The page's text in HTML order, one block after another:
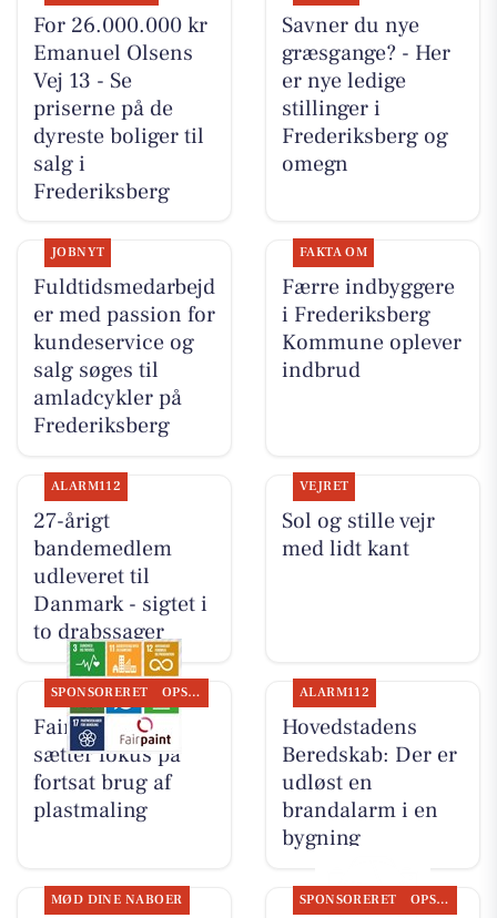
For 26.000.000 kr
Emanuel Olsens
Vej 13 - Se
priserne på de
dyreste boliger til
salg i
Frederiksberg
Savner du nye
græsgange? - Her
er nye ledige
stillinger i
Frederiksberg og
omegn
JOBNYT
Fuldtidsmedarbejd
er med passion for
kundeservice og
salg søges til
amladcykler på
Frederiksberg
FAKTA OM
Færre indbyggere
i Frederiksberg
Kommune oplever
indbrud
ALARM112
27-årigt
bandemedlem
udleveret til
Danmark - sigtet i
to drabssager
VEJRET
Sol og stille vejr
med lidt kant
SPONSORERET OPSLAGSTAVLEN
Fairpaint ApS
sætter fokus på
fortsat brug af
plastmaling
ALARM112
Hovedstadens
Beredskab: Der er
udløst en
brandalarm i en
bygning
MØD DINE NABOER SPONSORERET OPSLAGSTAVLEN